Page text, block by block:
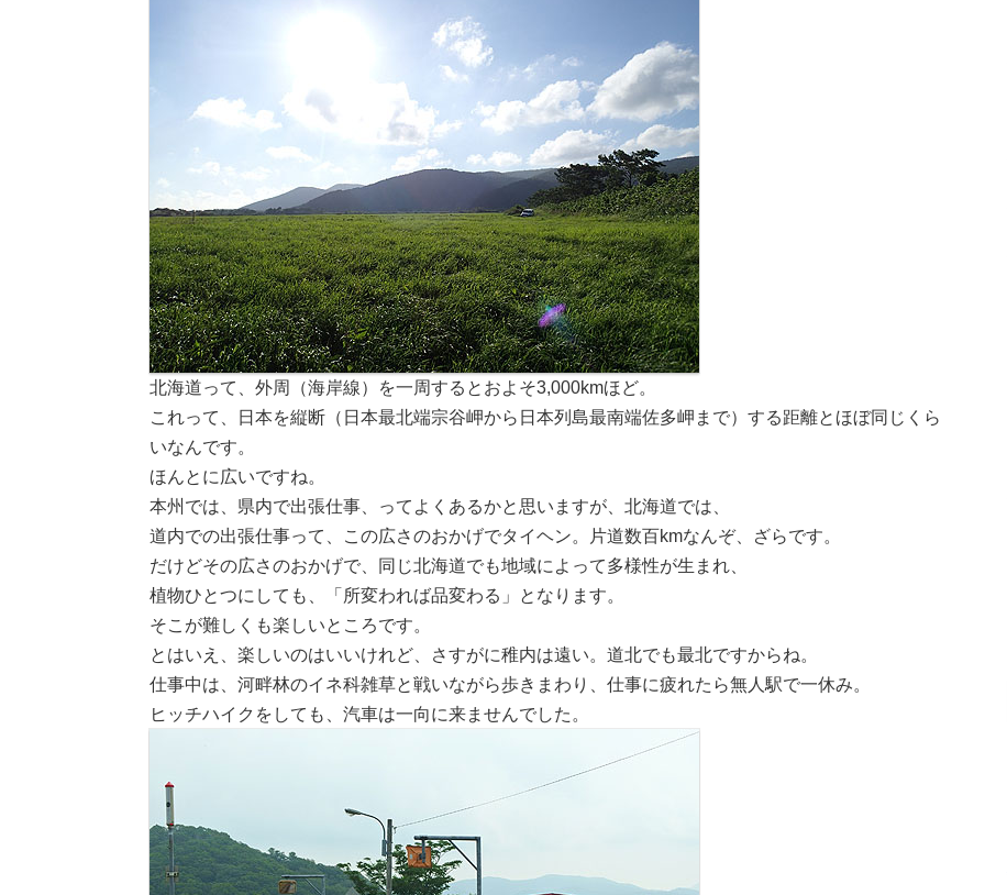
北海道って、外周（海岸線）を一周するとおよそ3,000kmほど。
これって、日本を縦断（日本最北端宗谷岬から日本列島最南端佐多岬まで）する距離とほぼ同じくら
いなんです。
ほんとに広いですね。
本州では、県内で出張仕事、ってよくあるかと思いますが、北海道では、
道内での出張仕事って、この広さのおかげでタイヘン。片道数百kmなんぞ、ざらです。
だけどその広さのおかげで、同じ北海道でも地域によって多様性が生まれ、
植物ひとつにしても、「所変われば品変わる」となります。
そこが難しくも楽しいところです。
とはいえ、楽しいのはいいけれど、さすがに稚内は遠い。道北でも最北ですからね。
仕事中は、河畔林のイネ科雑草と戦いながら歩きまわり、仕事に疲れたら無人駅で一休み。
ヒッチハイクをしても、汽車は一向に来ませんでした。